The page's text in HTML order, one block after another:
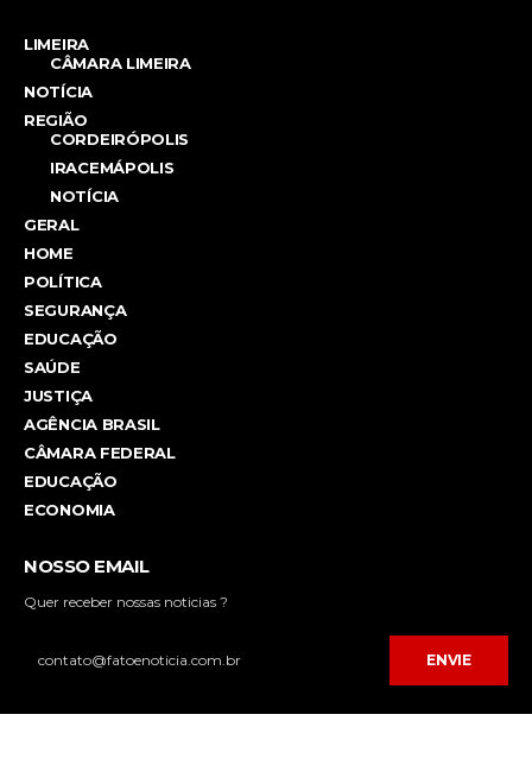
LIMEIRA
CÂMARA LIMEIRA
NOTÍCIA
REGIÃO
CORDEIRÓPOLIS
IRACEMÁPOLIS
NOTÍCIA
GERAL
HOME
POLÍTICA
SEGURANÇA
EDUCAÇÃO
SAÚDE
JUSTIÇA
AGÊNCIA BRASIL
CÂMARA FEDERAL
EDUCAÇÃO
ECONOMIA
NOSSO EMAIL
Quer receber nossas noticias ?
ENVIE